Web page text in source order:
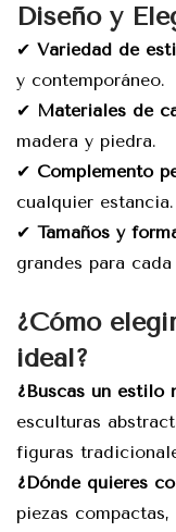
Diseño y
✔ Variedad de
y contemporáneo.
✔ Materiales de
madera y piedra.
✔ Complemento
cualquier estancia.
✔ Tamaños y
grandes para
¿Cómo
ideal?
¿Buscas un estilo
esculturas
figuras
¿Dónde quieres
piezas